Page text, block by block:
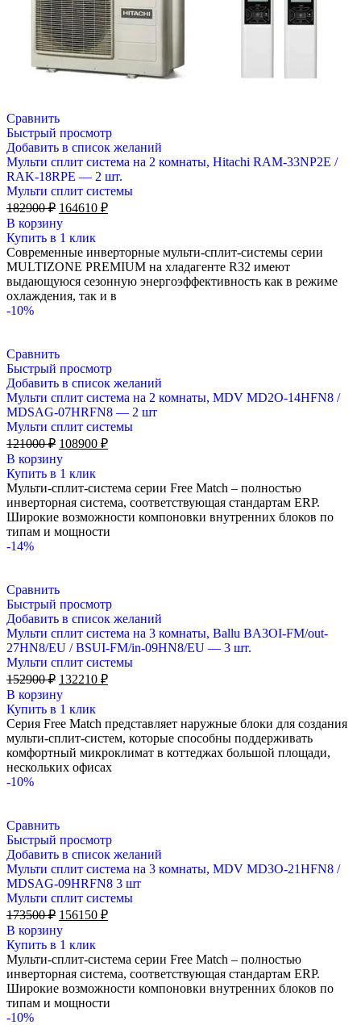
Сравнить
Быстрый просмотр
Добавить в список желаний
Мульти сплит система на 2 комнаты, Hitachi RAM-33NP2E /
RAK-18RPE — 2 шт.
Мульти сплит системы
182900₽ Первоначальная
цена
составляла
182900 ₽.
164610 ₽Текущая
В корзину
Купить в 1 клик
Современные инверторные мульти-сплит-системы серии
MULTIZONE PREMIUM на хладагенте R32 имеют
выдающуюся сезонную энергоэффективность как в режиме
охлаждения, так и в
-10%
Сравнить
Быстрый просмотр
Добавить в список желаний
Мульти сплит система на 2 комнаты, MDV MD2O-14HFN8 /
MDSAG-07HRFN8 — 2 шт
Мульти сплит системы
121000₽ Первоначальная
цена
составляла
121000 ₽.
108900 ₽Текущая
В корзину
Купить в 1 клик
Мульти-сплит-система серии Free Match – полностью
инверторная система, соответствующая стандартам ERP.
Широкие возможности компоновки внутренних блоков по
типам и мощности
-14%
Сравнить
Быстрый просмотр
Добавить в список желаний
Мульти сплит система на 3 комнаты, Ballu BA3OI-FM/out-
27HN8/EU / BSUI-FM/in-09HN8/EU — 3 шт.
Мульти сплит системы
152900₽ Первоначальная
цена
составляла
152900 ₽.
132210 ₽Текущая
В корзину
Купить в 1 клик
Серия Free Match представляет наружные блоки для создания
мульти-сплит-систем, которые способны поддерживать
комфортный микроклимат в коттеджах большой площади,
нескольких офисах
-10%
Сравнить
Быстрый просмотр
Добавить в список желаний
Мульти сплит система на 3 комнаты, MDV MD3O-21HFN8 /
MDSAG-09HRFN8 3 шт
Мульти сплит системы
173500₽ Первоначальная
цена
составляла
173500 ₽.
156150 ₽Текущая
В корзину
Купить в 1 клик
Мульти-сплит-система серии Free Match – полностью
инверторная система, соответствующая стандартам ERP.
Широкие возможности компоновки внутренних блоков по
типам и мощности
-10%